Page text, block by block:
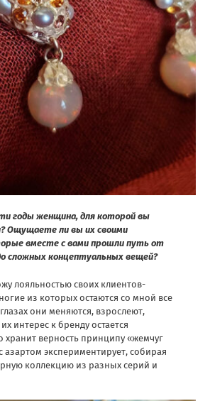
годы женщина, для которой вы
Ощущаете ли вы их своими
вместе с вами прошли путь от
сложных концептуальных вещей?
лояльностью своих клиентов-
из которых остаются со мной все
они меняются, взрослеют,
интерес к бренду остается
верность принципу «жемчуг
азартом экспериментирует, собирая
коллекцию из разных серий и